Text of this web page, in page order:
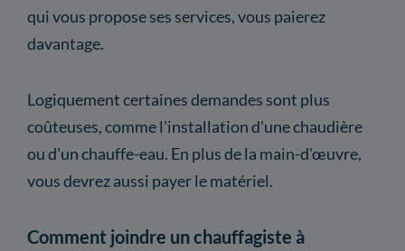
qui vous propose ses services, vous paierez
davantage.
Logiquement certaines demandes sont plus
coûteuses, comme l'installation d'une chaudière
ou d'un chauffe-eau. En plus de la main-d'œuvre,
vous devrez aussi payer le matériel.
Comment joindre un chauffagiste à